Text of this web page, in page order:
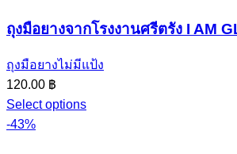
ถุงมือยางจากโรงงานศรีตรัง I AM
ถุงมือยางไม่มีแป้ง
120.00 ฿
Select options
-43%